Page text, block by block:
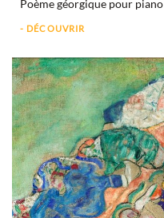
Poème géorgique pour piano
- DÉCOUVRIR